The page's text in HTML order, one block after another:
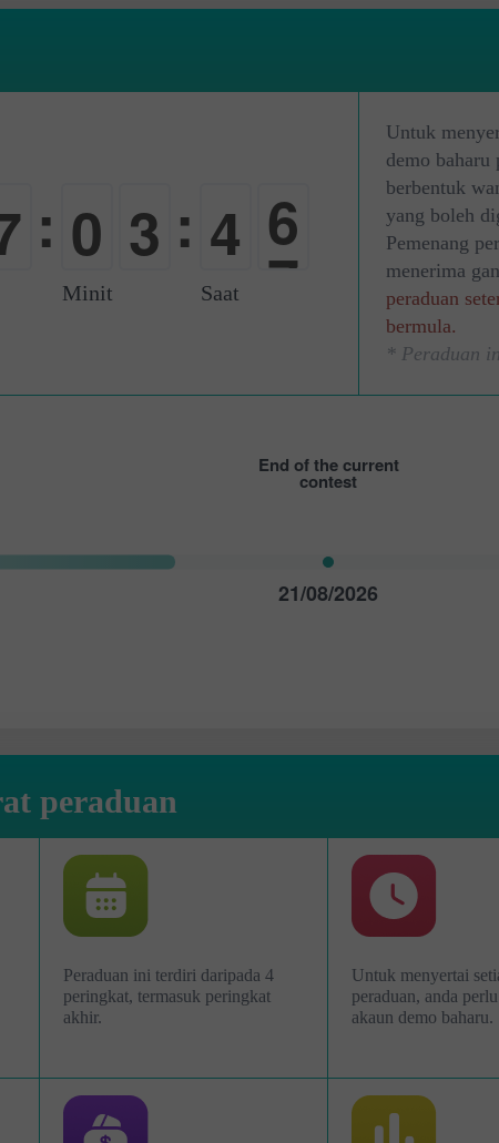
: 0
-
3 : 4
5
4
5
Minit Saat
Untuk
demo baharu
berbentuk
yang boleh
Pemenang
menerima
peraduan
bermula.
* Peraduan
End of the current
contest
21/08/2026
peraduan
Peraduan ini terdiri daripada 4
peringkat, termasuk peringkat
akhir.
Untuk menyertai
peraduan, anda
akaun demo baharu.
Buka Akaun